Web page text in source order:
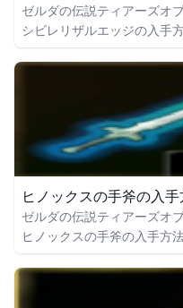
ゼルダの伝説ティアーズオ
シビレリザルエッジの入手
や攻撃力についても掲載し
ヒノックスの手斧の入
ゼルダの伝説ティアーズオ
ヒノックスの手斧の入手方
力についても掲載していま